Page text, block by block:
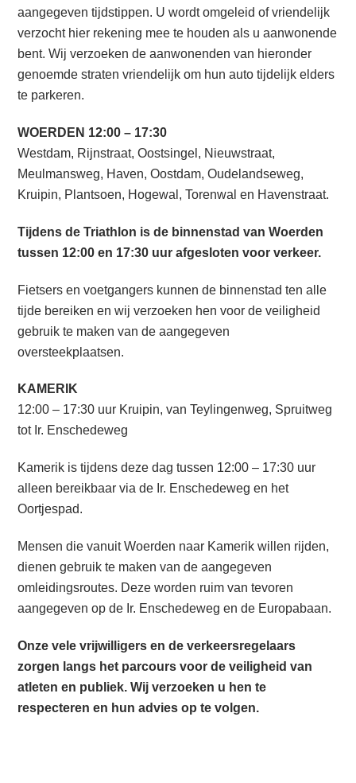
aangegeven tijdstippen. U wordt omgeleid of vriendelijk
verzocht hier rekening mee te houden als u aanwonende
bent. Wij verzoeken de aanwonenden van hieronder
genoemde straten vriendelijk om hun auto tijdelijk elders
te parkeren.
WOERDEN 12:00 – 17:30
Westdam, Rijnstraat, Oostsingel, Nieuwstraat,
Meulmansweg, Haven, Oostdam, Oudelandseweg,
Kruipin, Plantsoen, Hogewal, Torenwal en Havenstraat.
Tijdens de Triathlon is de binnenstad van Woerden
tussen 12:00 en 17:30 uur afgesloten voor verkeer.
Fietsers en voetgangers kunnen de binnenstad ten alle
tijde bereiken en wij verzoeken hen voor de veiligheid
gebruik te maken van de aangegeven
oversteekplaatsen.
KAMERIK
12:00 – 17:30 uur Kruipin, van Teylingenweg, Spruitweg
tot Ir. Enschedeweg
Kamerik is tijdens deze dag tussen 12:00 – 17:30 uur
alleen bereikbaar via de Ir. Enschedeweg en het
Oortjespad.
Mensen die vanuit Woerden naar Kamerik willen rijden,
dienen gebruik te maken van de aangegeven
omleidingsroutes. Deze worden ruim van tevoren
aangegeven op de Ir. Enschedeweg en de Europabaan.
Onze vele vrijwilligers en de verkeersregelaars
zorgen langs het parcours voor de veiligheid van
atleten en publiek. Wij verzoeken u hen te
respecteren en hun advies op te volgen.